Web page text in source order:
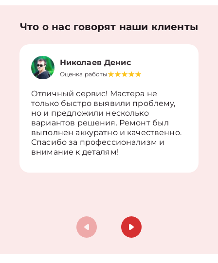
Что о нас говорят наши клиенты
Николаев Денис
Оценка работы
Отличный сервис! Мастера не
только быстро выявили проблему,
но и предложили несколько
вариантов решения. Ремонт был
выполнен аккуратно и качественно.
Спасибо за профессионализм и
внимание к деталям!